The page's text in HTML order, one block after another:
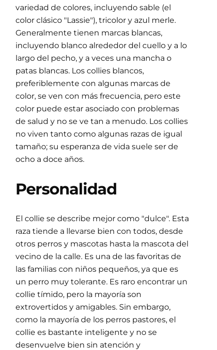
variedad de colores, incluyendo sable (el
color clásico "Lassie"), tricolor y azul merle.
Generalmente tienen marcas blancas,
incluyendo blanco alrededor del cuello y a lo
largo del pecho, y a veces una mancha o
patas blancas. Los collies blancos,
preferiblemente con algunas marcas de
color, se ven con más frecuencia, pero este
color puede estar asociado con problemas
de salud y no se ve tan a menudo. Los collies
no viven tanto como algunas razas de igual
tamaño; su esperanza de vida suele ser de
ocho a doce años.
Personalidad
El collie se describe mejor como "dulce". Esta
raza tiende a llevarse bien con todos, desde
otros perros y mascotas hasta la mascota del
vecino de la calle. Es una de las favoritas de
las familias con niños pequeños, ya que es
un perro muy tolerante. Es raro encontrar un
collie tímido, pero la mayoría son
extrovertidos y amigables. Sin embargo,
como la mayoría de los perros pastores, el
collie es bastante inteligente y no se
desenvuelve bien sin atención y